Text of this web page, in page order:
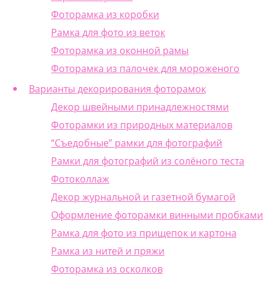
Фоторамка из коробки
Рамка для фото из веток
Фоторамка из оконной рамы
Фоторамка из палочек для мороженого
Варианты декорирования фоторамок
Декор швейными принадлежностями
Фоторамки из природных материалов
“Съедобные” рамки для фотографий
Рамки для фотографий из солёного теста
Фотоколлаж
Декор журнальной и газетной бумагой
Оформление фоторамки винными пробками
Рамка для фото из прищепок и картона
Рамка из нитей и пряжи
Фоторамка из осколков